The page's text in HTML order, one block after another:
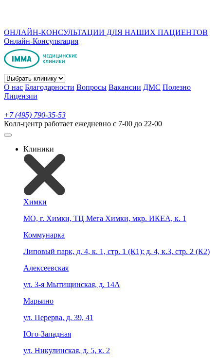
ОНЛАЙН-КОНСУЛЬТАЦИИ ДЛЯ НАШИХ ПАЦИЕНТОВ
Онлайн-Консультация
О нас Благодарности Вопросы Вакансии ДМС Полезно
Лицензии
+7 (495) 790-35-53
Колл-центр работает ежедневно с 7-00 до 22-00
Клиники
Химки
МО, г. Химки, ТЦ Мега Химки, мкр. ИКЕА, к. 1
Коммунарка
Липовый парк, д. 4, к. 1, стр. 1 (К1); д. 4, к.3, стр. 2 (К2)
Алексеевская
ул. 3-я Мытищинская, д. 14А
Марьино
ул. Перерва, д. 39, 41
Юго-Западная
ул. Никулинская, д. 5, к. 2